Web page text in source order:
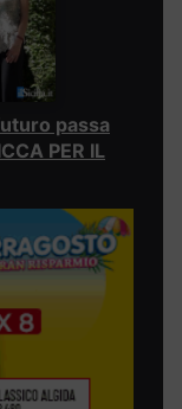
passa
PER IL